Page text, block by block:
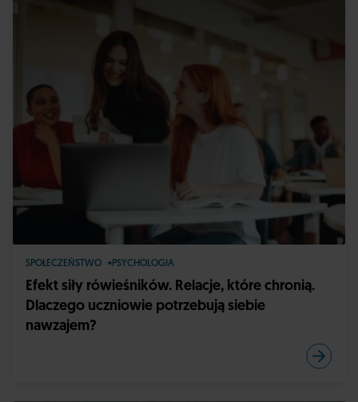
SPOŁECZEŃSTWO PSYCHOLOGIA
Efekt siły rówieśników. Relacje, które chronią.
Dlaczego uczniowie potrzebują siebie
nawzajem?